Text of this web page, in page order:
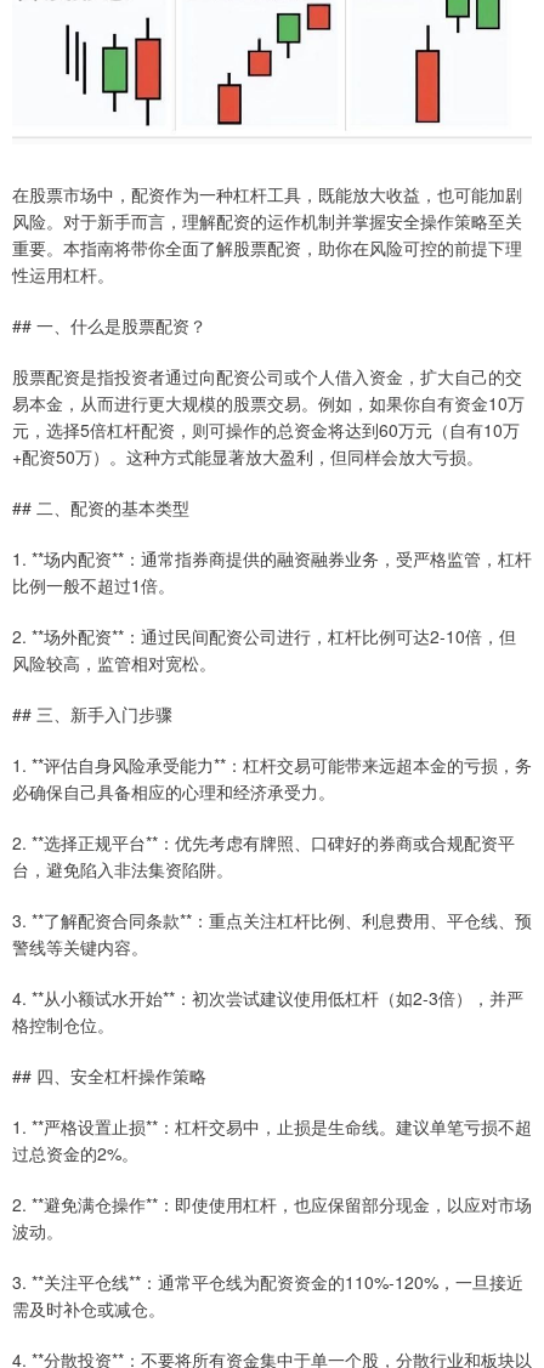
在股票市场中，配资作为一种杠杆工具，既能放大收益，也可能加剧
风险。对于新手而言，理解配资的运作机制并掌握安全操作策略至关
重要。本指南将带你全面了解股票配资，助你在风险可控的前提下理
性运用杠杆。
## 一、什么是股票配资？
股票配资是指投资者通过向配资公司或个人借入资金，扩大自己的交
易本金，从而进行更大规模的股票交易。例如，如果你自有资金10万
元，选择5倍杠杆配资，则可操作的总资金将达到60万元（自有10万
+配资50万）。这种方式能显著放大盈利，但同样会放大亏损。
## 二、配资的基本类型
1. **场内配资**：通常指券商提供的融资融券业务，受严格监管，杠杆
比例一般不超过1倍。
2. **场外配资**：通过民间配资公司进行，杠杆比例可达2-10倍，但
风险较高，监管相对宽松。
## 三、新手入门步骤
1. **评估自身风险承受能力**：杠杆交易可能带来远超本金的亏损，务
必确保自己具备相应的心理和经济承受力。
2. **选择正规平台**：优先考虑有牌照、口碑好的券商或合规配资平
台，避免陷入非法集资陷阱。
3. **了解配资合同条款**：重点关注杠杆比例、利息费用、平仓线、预
警线等关键内容。
4. **从小额试水开始**：初次尝试建议使用低杠杆（如2-3倍），并严
格控制仓位。
## 四、安全杠杆操作策略
1. **严格设置止损**：杠杆交易中，止损是生命线。建议单笔亏损不超
过总资金的2%。
2. **避免满仓操作**：即使使用杠杆，也应保留部分现金，以应对市场
波动。
3. **关注平仓线**：通常平仓线为配资资金的110%-120%，一旦接近
需及时补仓或减仓。
4. **分散投资**：不要将所有资金集中于单一个股，分散行业和板块以